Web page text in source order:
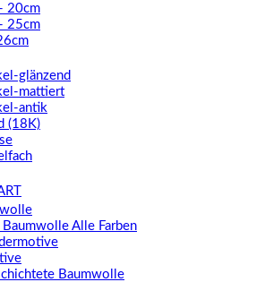
20cm
25cm
glänzend
mattiert
antik
(18K)
Baumwolle Alle Farben
Baumwolle